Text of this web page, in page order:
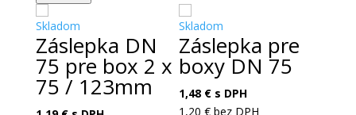
Skladom
Záslepka DN
75 pre box 2 x
75 / 123mm
Skladom
Záslepka pre
boxy DN 75
1,48 €s DPH
1,20 €bez DPH